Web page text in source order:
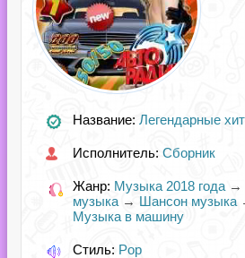
Название: Легендарные
Исполнитель: Сборник
Жанр: Музыка 2018 года →
музыка → Шансон музыка
Музыка в машину
Стиль: Pop